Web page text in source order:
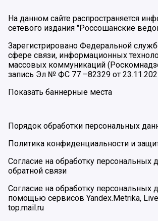
На данном сайте распространяется
сетевого издания "Россошанские
Зарегистрировано Федеральной
сфере связи, информационных
массовых коммуникаций
запись Эл № ФС 77 –82329 от
Показать баннерные места
Порядок обработки персональных
Политика конфиденциальности и
Согласие на обработку персональных
обратной связи
Согласие на обработку персональных
помощью сервисов Yandex.Metrika,
top.mail.ru